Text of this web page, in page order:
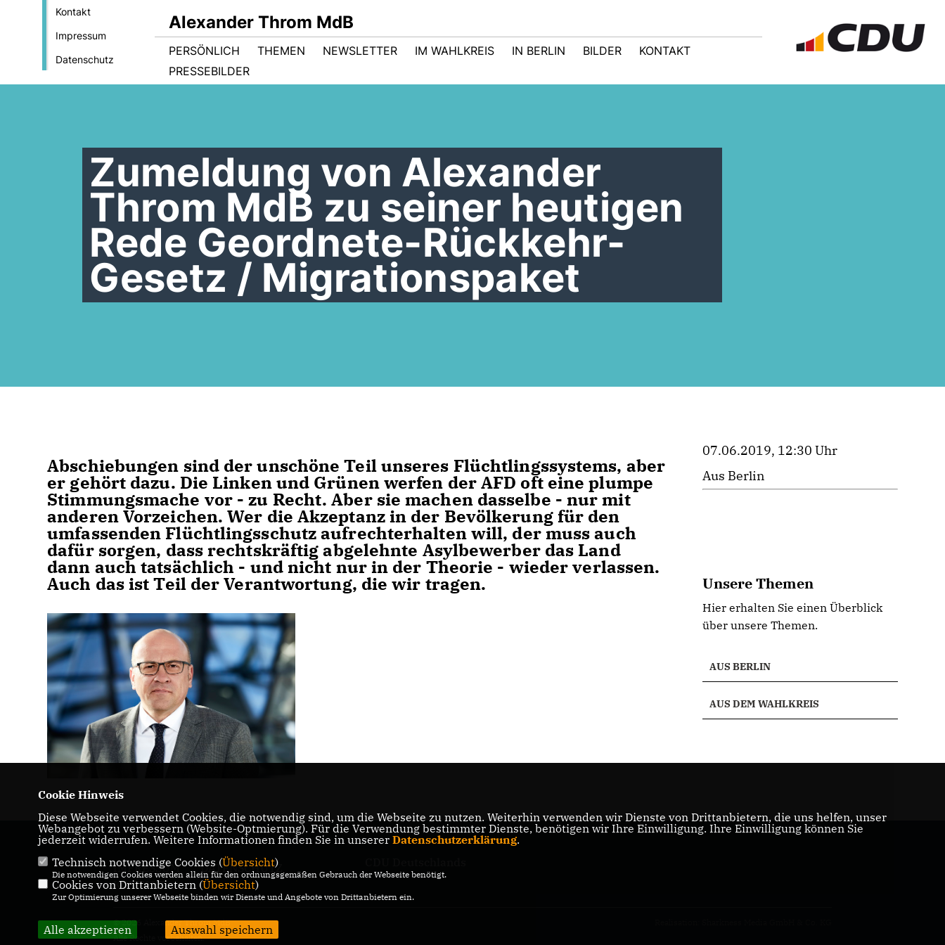
Kontakt
Impressum
Datenschutz
Alexander Throm MdB
PERSÖNLICH THEMEN NEWSLETTER IM WAHLKREIS IN BERLIN BILDER
KONTAKT
PRESSEBILDER
Zumeldung von Alexander
Throm MdB zu seiner heutigen
Rede Geordnete-Rückkehr-
Gesetz / Migrationspaket
Abschiebungen sind der unschöne Teil unseres Flüchtlingssystems, aber
er gehört dazu. Die Linken und Grünen werfen der AFD oft eine plumpe
Stimmungsmache vor - zu Recht. Aber sie machen dasselbe - nur mit
anderen Vorzeichen. Wer die Akzeptanz in der Bevölkerung für den
umfassenden Flüchtlingsschutz aufrechterhalten will, der muss auch
dafür sorgen, dass rechtskräftig abgelehnte Asylbewerber das Land
dann auch tatsächlich - und nicht nur in der Theorie - wieder verlassen.
Auch das ist Teil der Verantwortung, die wir tragen.
07.06.2019, 12:30 Uhr
Aus Berlin
Unsere Themen
Hier erhalten Sie einen Überblick
über unsere Themen.
AUS BERLIN
AUS DEM WAHLKREIS
IMPRESSUM
DATENSCHUTZ
KONTAKT
© 2026 Alexander Throm MdB
Alle Rechte vorbehalten.
Cookie Hinweis
Diese Webseite verwendet Cookies, die notwendig sind, um die Webseite zu nutzen. Weiterhin verwenden wir Dienste von Drittanbietern, die uns helfen, unser
Webangebot zu verbessern (Website-Optmierung). Für die Verwendung bestimmter Dienste, benötigen wir Ihre Einwilligung. Ihre Einwilligung können Sie
jederzeit widerrufen. Weitere Informationen finden Sie in unserer Datenschutzerklärung.
Technisch notwendige Cookies (Übersicht)
Die notwendigen Cookies werden allein für den ordnungsgemäßen Gebrauch der Webseite benötigt.
Cookies von Drittanbietern (Übersicht)
Zur Optimierung unserer Webseite binden wir Dienste und Angebote von Drittanbietern ein.
Alle akzeptieren Auswahl speichern